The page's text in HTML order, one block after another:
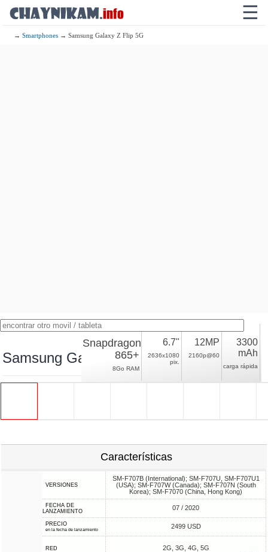
☰
→Smartphones → Samsung Galaxy Z Flip 5G
Samsung Galaxy Z Flip 5G
Snapdragon
865+
8Go RAM
6.7"
2636x1080
pix.
12MP
2160p@60
3300
mAh
carga rápida
Características
VERSIONES
SM-F707B (International); SM-F707U, SM-F707U1
(USA); SM-F707W (Canada); SM-F707N (South
Korea); SM-F7070 (China, Hong Kong)
FECHA DE
LANZAMIENTO
07 / 2020
PRECIO
en la fecha de lanzamiento 2499 USD
RED 2G, 3G, 4G, 5G